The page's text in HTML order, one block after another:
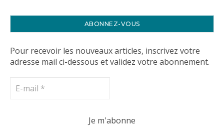
ABONNEZ-VOUS
Pour recevoir les nouveaux articles, inscrivez votre
adresse mail ci-dessous et validez votre abonnement.